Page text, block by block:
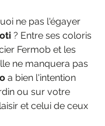
ne pas l'égayer
? Entre ses coloris
Fermob et les
ne manquera pas
a bien l'intention
ou sur votre
et celui de ceux